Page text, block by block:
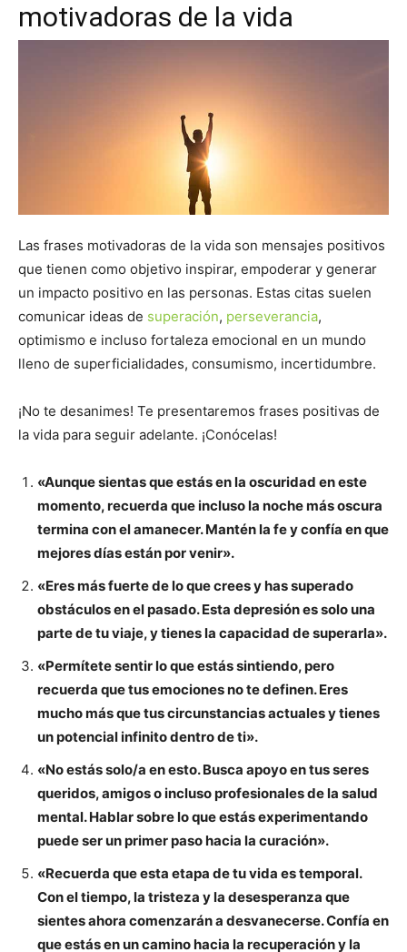
motivadoras de la vida
Las frases motivadoras de la vida son mensajes positivos
que tienen como objetivo inspirar, empoderar y generar
un impacto positivo en las personas. Estas citas suelen
comunicar ideas de superación, perseverancia,
optimismo e incluso fortaleza emocional en un mundo
lleno de superficialidades, consumismo, incertidumbre.
¡No te desanimes! Te presentaremos frases positivas de
la vida para seguir adelante. ¡Conócelas!
«Aunque sientas que estás en la oscuridad en este
momento, recuerda que incluso la noche más oscura
termina con el amanecer. Mantén la fe y confía en que
mejores días están por venir».
«Eres más fuerte de lo que crees y has superado
obstáculos en el pasado. Esta depresión es solo una
parte de tu viaje, y tienes la capacidad de superarla».
«Permítete sentir lo que estás sintiendo, pero
recuerda que tus emociones no te definen. Eres
mucho más que tus circunstancias actuales y tienes
un potencial infinito dentro de ti».
«No estás solo/a en esto. Busca apoyo en tus seres
queridos, amigos o incluso profesionales de la salud
mental. Hablar sobre lo que estás experimentando
puede ser un primer paso hacia la curación».
«Recuerda que esta etapa de tu vida es temporal.
Con el tiempo, la tristeza y la desesperanza que
sientes ahora comenzarán a desvanecerse. Confía en
que estás en un camino hacia la recuperación y la